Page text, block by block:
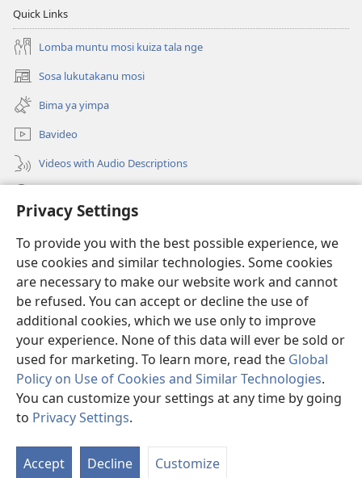
Privacy Settings
To provide you with the best possible experience, we
use cookies and similar technologies. Some cookies
are necessary to make our website work and cannot
be refused. You can accept or decline the use of
additional cookies, which we use only to improve
your experience. None of this data will ever be sold or
used for marketing. To learn more, read the Global
Policy on Use of Cookies and Similar Technologies.
You can customize your settings at any time by going
to Privacy Settings.
Accept Decline Customize
Quick Links
Lomba muntu mosi kuiza tala nge
Sosa lukutakanu mosi
(opens
new
window)
Bima ya yimpa
Bavideo
Videos with Audio Descriptions
(opens
window)Watchtower ONLINE LIBRARY™
(opens
new
window)JW Hub ®
(opens
new
window)
Copyright© 2026 Watch Tower Bible and Tract Society of Pennsylvania.
MAMBU YINA MELOMBAMA SAMU NA KUSADILA SITE